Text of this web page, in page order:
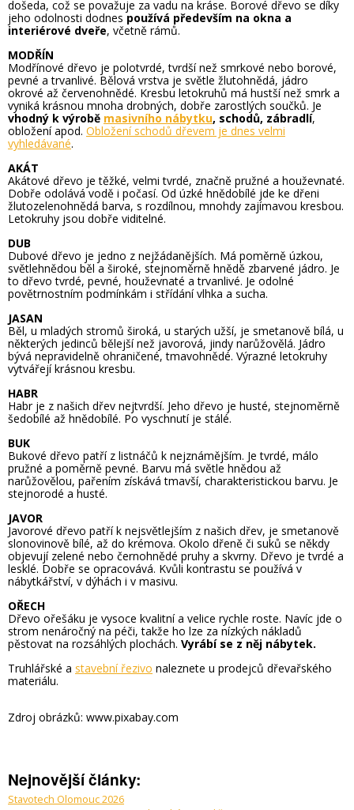
došeda, což se považuje za vadu na kráse. Borové dřevo se díky
jeho odolnosti dodnespoužívá především na okna a
interiérové dveře, včetně rámů.
MODŘÍN
Modřínové dřevo je polotvrdé, tvrdší než smrkové nebo borové,
pevné a trvanlivé. Bělová vrstva je světle žlutohnědá, jádro
okrové až červenohnědé. Kresbu letokruhů má hustší než smrk a
vyniká krásnou mnoha drobných, dobře zarostlých součků. Je
vhodný k výrobě masivního nábytku, schodů, zábradlí,
obložení apod. Obložení schodů dřevem je dnes velmi
vyhledávané.
AKÁT
Akátové dřevo je těžké, velmi tvrdé, značně pružné a houževnaté.
Dobře odolává vodě i počasí. Od úzké hnědobílé jde ke dřeni
žlutozelenohnědá barva, s rozdílnou, mnohdy zajímavou kresbou.
Letokruhy jsou dobře viditelné.
DUB
Dubové dřevo je jedno z nejžádanějších. Má poměrně úzkou,
světlehnědou běl a široké, stejnoměrně hnědě zbarvené jádro. Je
to dřevo tvrdé, pevné, houževnaté a trvanlivé. Je odolné
povětrnostním podmínkám i střídání vlhka a sucha.
JASAN
Běl, u mladých stromů široká, u starých užší, je smetanově bílá, u
některých jedinců bělejší než javorová, jindy narůžovělá. Jádro
bývá nepravidelně ohraničené, tmavohnědé. Výrazné letokruhy
vytvářejí krásnou kresbu.
HABR
Habr je z našich dřev nejtvrdší. Jeho dřevo je husté, stejnoměrně
šedobílé až hnědobílé. Po vyschnutí je stálé.
BUK
Bukové dřevo patří z listnáčů k nejznámějším. Je tvrdé, málo
pružné a poměrně pevné. Barvu má světle hnědou až
narůžovělou, pařením získává tmavší, charakteristickou barvu. Je
stejnorodé a husté.
JAVOR
Javorové dřevo patří k nejsvětlejším z našich dřev, je smetanově
slonovinově bílé, až do krémova. Okolo dřeně či suků se někdy
objevují zelené nebo černohnědé pruhy a skvrny. Dřevo je tvrdé a
lesklé. Dobře se opracovává. Kvůli kontrastu se používá v
nábytkářství, v dýhách i v masivu.
OŘECH
Dřevo ořešáku je vysoce kvalitní a velice rychle roste. Navíc jde o
strom nenáročný na péči, takže ho lze za nízkých nákladů
pěstovat na rozsáhlých plochách. Vyrábí se z něj nábytek.
Truhlářské a stavební řezivo naleznete u prodejců dřevařského
materiálu.
Zdroj obrázků: www.pixabay.com
Nejnovější články:
Stavotech Olomouc 2026